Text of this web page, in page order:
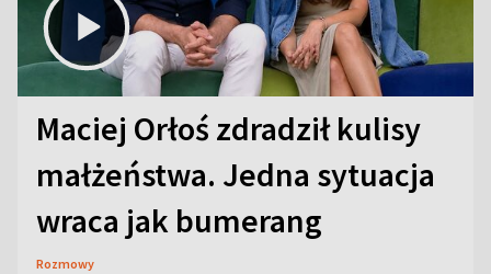
Maciej Orłoś zdradził kulisy
małżeństwa. Jedna sytuacja
wraca jak bumerang
Rozmowy